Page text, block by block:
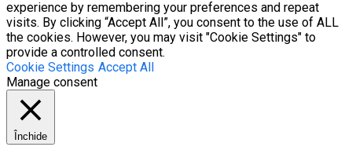
experience by remembering your preferences and repeat
visits. By clicking “Accept All”, you consent to the use of ALL
the cookies. However, you may visit "Cookie Settings" to
provide a controlled consent.
Cookie Settings Accept All
Manage consent
Închide